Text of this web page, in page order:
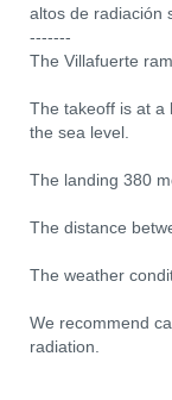
altos de radiación
-------
The Villafuerte
The takeoff is at a
the sea level.
The landing 380
The distance
The weather
We recommend
radiation.